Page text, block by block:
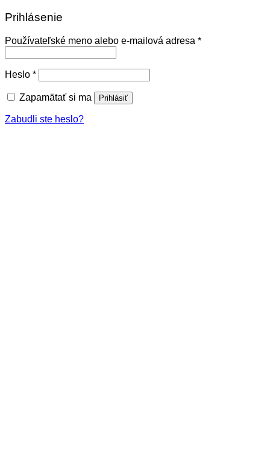
Prihlásenie
Používateľské meno alebo e-mailová adresa *Povinné
Heslo *Povinné
Zapamätať si ma Prihlásiť
Zabudli ste heslo?